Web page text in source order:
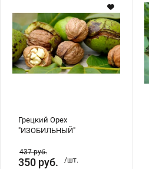
Хризантемы саженцы
Зелень и пряные травы
Грецкий Орех
"ИЗОБИЛЬНЫЙ"
437руб.
350 руб.
/шт.